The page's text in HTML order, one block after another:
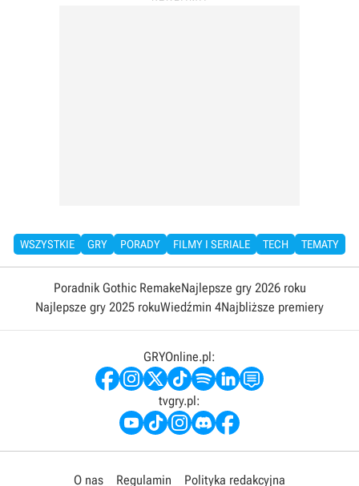
WSZYSTKIE GRY PORADY FILMY I SERIALE TECH TEMATY
Poradnik Gothic RemakeNajlepsze gry 2026 roku
Najlepsze gry 2025 rokuWiedźmin 4Najbliższe premiery
GRYOnline.pl:
tvgry.pl:
O nas Regulamin Polityka redakcyjna